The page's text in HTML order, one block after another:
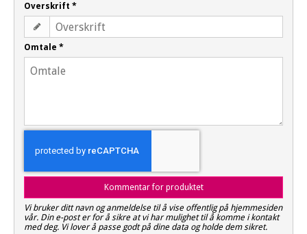
Overskrift *
Omtale *
Kommentar for produktet
Vi bruker ditt navn og anmeldelse til å vise offentlig på hjemmesiden
vår. Din e-post er for å sikre at vi har mulighet til å komme i kontakt
med deg. Vi lover å passe godt på dine data og holde dem sikret.